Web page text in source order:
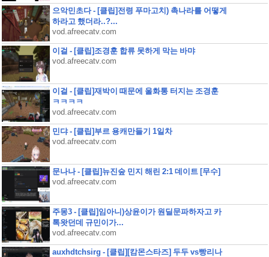
으악민초다 - [클립]전령 푸마고치) 촉나라를 어떻게
하라고 했더라..?...
vod.afreecatv.com
이걸 - [클립]조경훈 합류 못하게 막는 바먀
vod.afreecatv.com
이걸 - [클립]재박이 때문에 울화통 터지는 조경훈
ㅋㅋㅋㅋ
vod.afreecatv.com
민댜 - [클립]부르 용캐만들기 1일차
vod.afreecatv.com
문나나 - [클립]뉴진숲 민지 해린 2:1 데이트 [무수]
vod.afreecatv.com
주몽3 - [클립]임아니)상윤이가 원딜문파하자고 카
톡왓던데 규민이가...
vod.afreecatv.com
auxhdtchsirg - [클립][캄몬스타즈] 두두 vs빵리나